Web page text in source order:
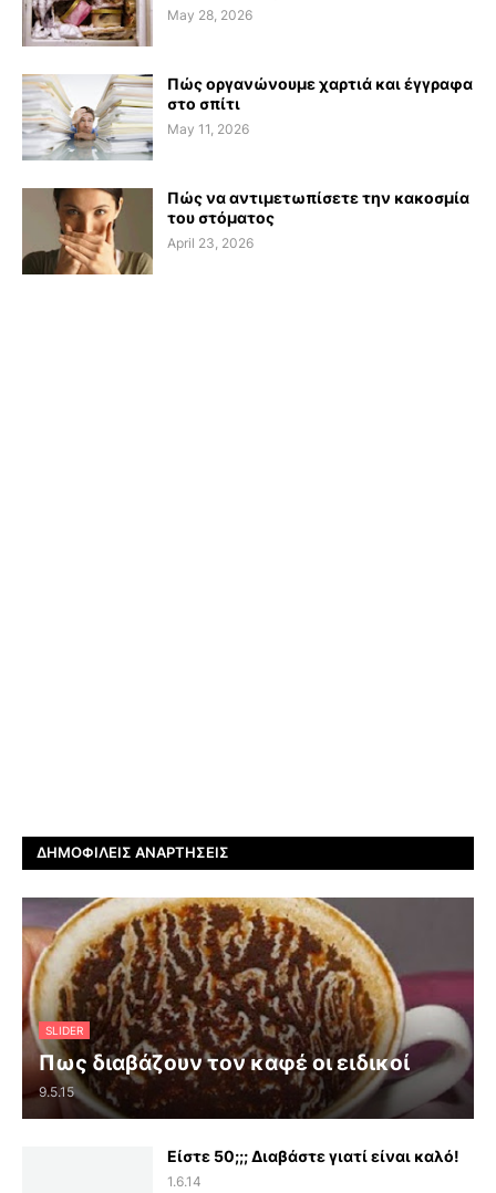
May 28, 2026
Πώς οργανώνουμε χαρτιά και έγγραφα
στο σπίτι
May 11, 2026
Πώς να αντιμετωπίσετε την κακοσμία
του στόματος
April 23, 2026
ΔΗΜΟΦΙΛΕΊΣ ΑΝΑΡΤΉΣΕΙΣ
SLIDER
Πως διαβάζουν τον καφέ οι ειδικοί
9.5.15
Είστε 50;;; Διαβάστε γιατί είναι καλό!
1.6.14